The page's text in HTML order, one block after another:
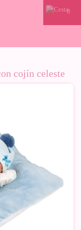
0
cojín celeste